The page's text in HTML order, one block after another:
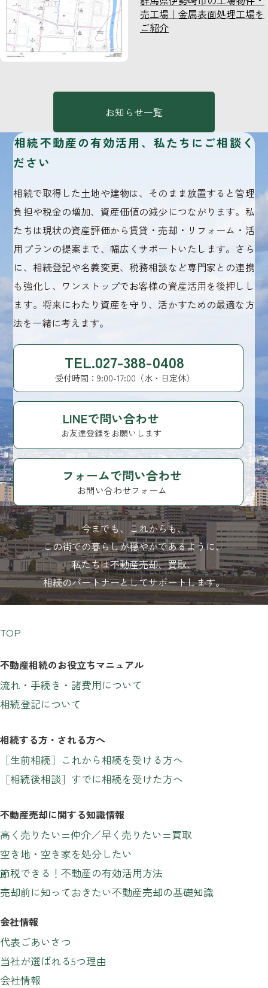
売工場｜金属表面処理工場を
ご紹介
お知らせ一覧
相続不動産の有効活用、私たちにご相談く
ださい
相続で取得した土地や建物は、そのまま放置すると管理
負担や税金の増加、資産価値の減少につながります。私
たちは現状の資産評価から賃貸・売却・リフォーム・活
用プランの提案まで、幅広くサポートいたします。さら
に、相続登記や名義変更、税務相談など専門家との連携
も強化し、ワンストップでお客様の資産活用を後押しし
ます。将来にわたり資産を守り、活かすための最適な方
法を一緒に考えます。
TEL.027-388-0408
受付時間：9:00-17:00（水・日定休）
LINEで問い合わせ
お友達登録をお願いします
フォームで問い合わせ
お問い合わせフォーム
今までも、これからも、
この街での暮らしが穏やかであるように、
私たちは不動産売却、買取、
相続のパートナーとしてサポートします。
TOP
不動産相続のお役立ちマニュアル
流れ・手続き・諸費用について
相続登記について
相続する方・される方へ
［生前相続］これから相続を受ける方へ
［相続後相談］すでに相続を受けた方へ
不動産売却に関する知識情報
高く売りたい=仲介／早く売りたい=買取
空き地・空き家を処分したい
節税できる！不動産の有効活用方法
売却前に知っておきたい不動産売却の基礎知識
会社情報
代表ごあいさつ
当社が選ばれる5つ理由
会社情報